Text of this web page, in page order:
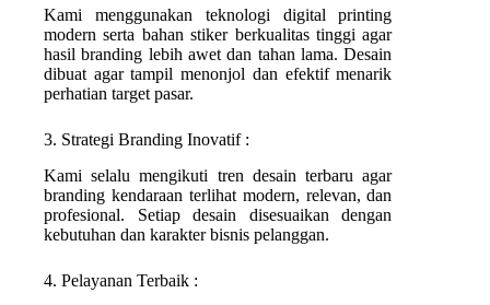
Kami menggunakan teknologi digital printing
modern serta bahan stiker berkualitas tinggi agar
hasil branding lebih awet dan tahan lama. Desain
dibuat agar tampil menonjol dan efektif menarik
perhatian target pasar.
3. Strategi Branding Inovatif :
Kami selalu mengikuti tren desain terbaru agar
branding kendaraan terlihat modern, relevan, dan
profesional. Setiap desain disesuaikan dengan
kebutuhan dan karakter bisnis pelanggan.
4. Pelayanan Terbaik :